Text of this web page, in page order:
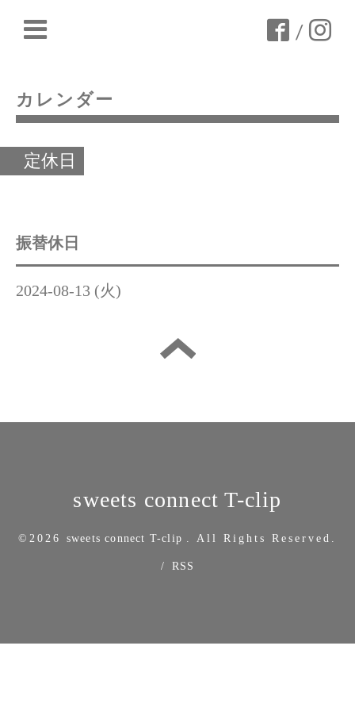
/
カレンダー
定休日
振替休日
2024-08-13 (火)
sweets connect T-clip
©2026 sweets connect T-clip . All Rights Reserved.
/ RSS